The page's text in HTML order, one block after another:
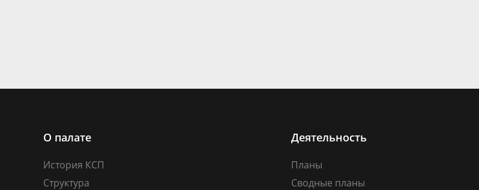
О палате
История КСП
Структура
Деятельность
Планы
Сводные планы